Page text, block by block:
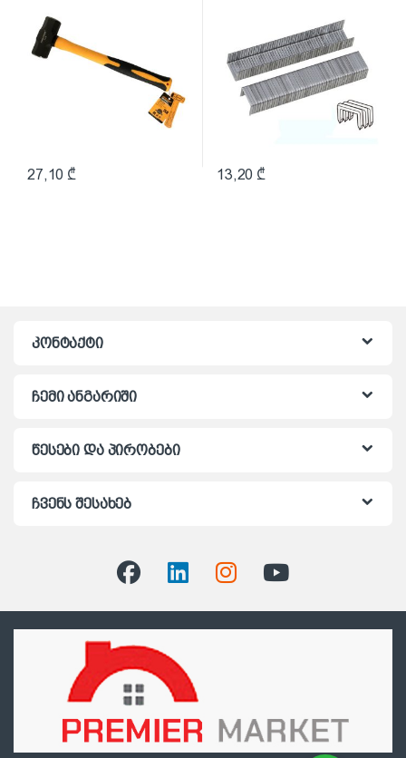
27,10 ₾ 13,20 ₾
კონტაქტი
ჩემი ანგარიში
წესები და პირობები
ჩვენს შესახებ